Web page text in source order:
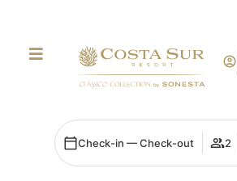
Check-in — Check-out 2